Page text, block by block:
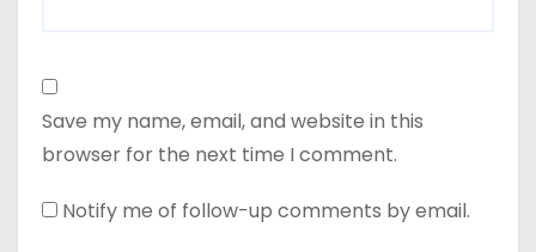
Save my name, email, and website in this
browser for the next time I comment.
Notify me of follow-up comments by email.